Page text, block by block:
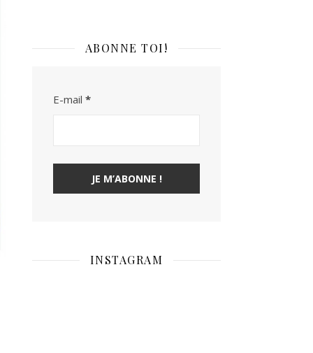
ABONNE TOI!
E-mail *
INSTAGRAM